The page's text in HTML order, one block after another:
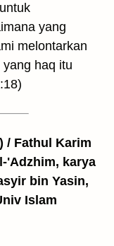
yang
melontarkan
haq itu
/ Fathul Karim
'Adzhim, karya
bin Yasin,
Islam